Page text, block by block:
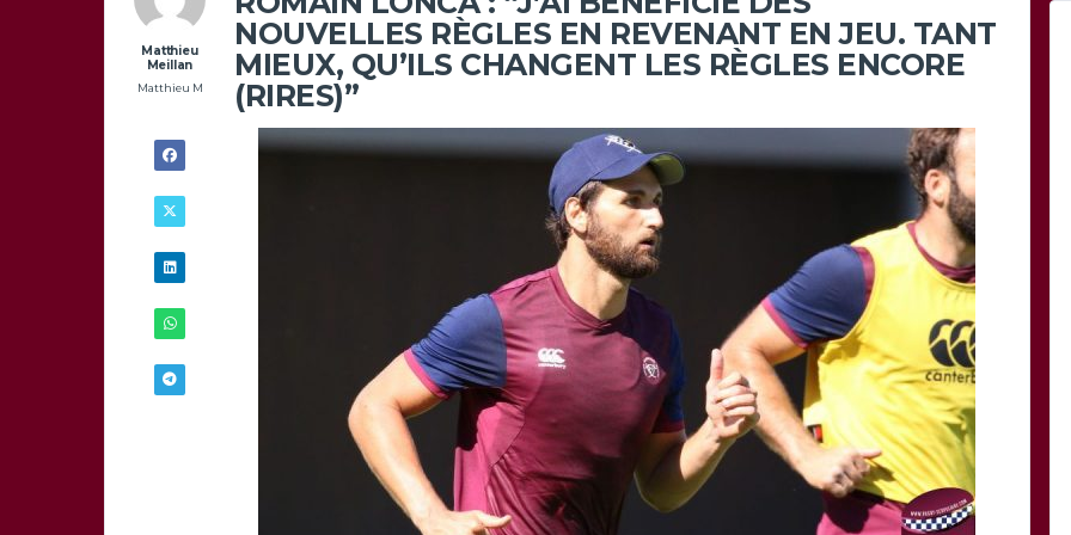
Matthieu
Meillan
Matthieu M
NOUVELLES RÈGLES EN REVENANT EN JEU. TANT
MIEUX, QU’ILS CHANGENT LES RÈGLES ENCORE
(RIRES)”